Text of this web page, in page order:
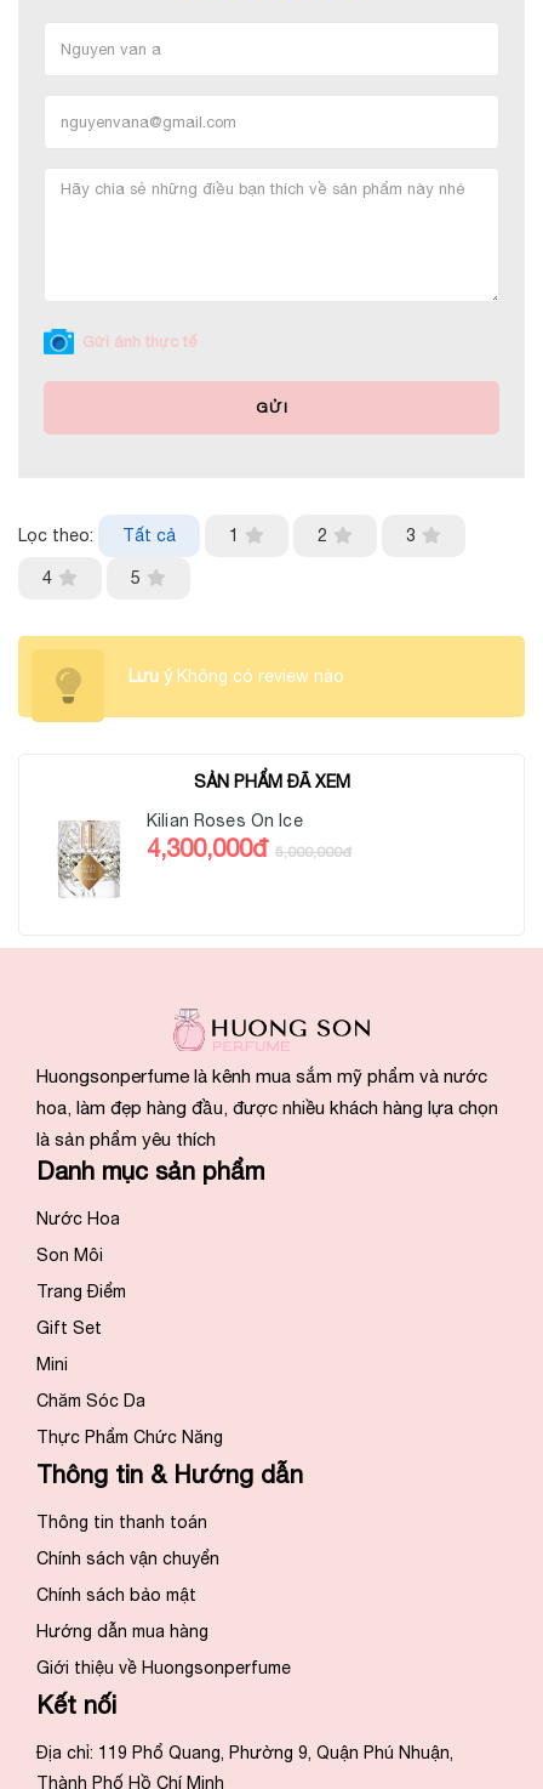
Gửi ảnh thực tế
GỬI
Lọc theo: Tất cả 1 2 3
4 5
Lưu ýKhông có review nào
SẢN PHẨM ĐÃ XEM
Kilian Roses On Ice
4,300,000đ 5,000,000đ
Huongsonperfume là kênh mua sắm mỹ phẩm và nước
hoa, làm đẹp hàng đầu, được nhiều khách hàng lựa chọn
là sản phẩm yêu thích
Danh mục sản phẩm
Nước Hoa
Son Môi
Trang Điểm
Gift Set
Mini
Chăm Sóc Da
Thực Phẩm Chức Năng
Thông tin & Hướng dẫn
Thông tin thanh toán
Chính sách vận chuyển
Chính sách bảo mật
Hướng dẫn mua hàng
Giới thiệu về Huongsonperfume
Kết nối
Địa chỉ: 119 Phổ Quang, Phường 9, Quận Phú Nhuận,
Thành Phố Hồ Chí Minh